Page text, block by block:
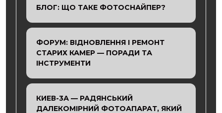
БЛОГ: ЩО ТАКЕ ФОТОСНАЙПЕР?
ФОРУМ: ВІДНОВЛЕННЯ І РЕМОНТ
СТАРИХ КАМЕР — ПОРАДИ ТА
ІНСТРУМЕНТИ
КИЕВ-3А — РАДЯНСЬКИЙ
ДАЛЕКОМІРНИЙ ФОТОАПАРАТ, ЯКИЙ